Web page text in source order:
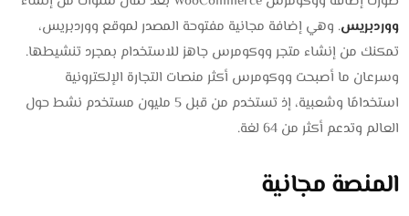
ووردبريس. وهي إضافة مجانية مفتوحة المصدر لموقع ووردبريس،
تمكنك من إنشاء متجر ووكومرس جاهز للاستخدام بمجرد تنشيطها.
وسرعان ما أصبحت ووكومرس أكثر منصات التجارة الإلكترونية
استخدامًا وشعبية، إذ تستخدم من قبل 5 مليون مستخدم نشط حول
العالم وتدعم أكثر من 64 لغة.
المنصة مجانية